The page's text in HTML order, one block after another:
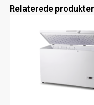
Relaterede produkter